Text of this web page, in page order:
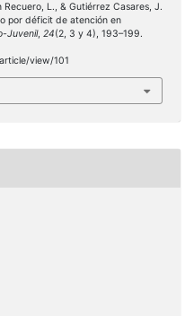
L., & Gutiérrez Casares, J.
por déficit de atención en
Juvenil, 24(2, 3 y 4), 193–199.
view/101